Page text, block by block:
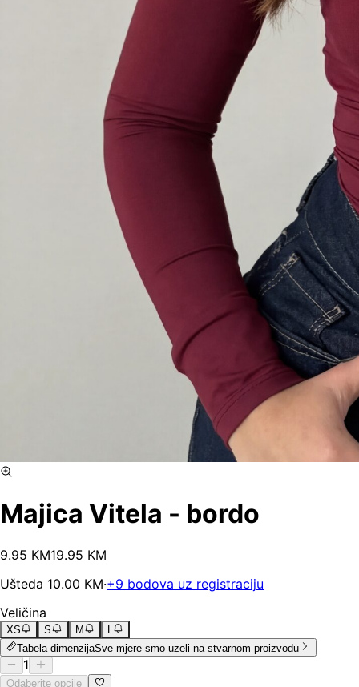
Majica Vitela - bordo
9.95 KM19.95 KM
Ušteda 10.00 KM·+9 bodova uz registraciju
Veličina
XS S M
L
Tabela dimenzijaSve mjere smo uzeli na stvarnom proizvodu
1
Odaberite opcije